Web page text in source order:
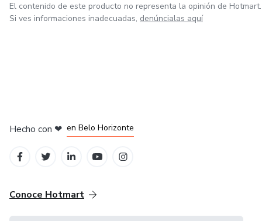
El contenido de este producto no representa la opinión de Hotmart.
Si ves informaciones inadecuadas, denúncialas aquí
Hecho con ❤ en Belo Horizonte
Conoce Hotmart